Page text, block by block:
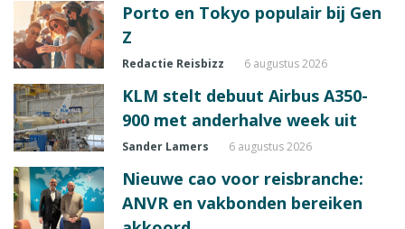
Porto en Tokyo populair bij Gen
Z
Redactie Reisbizz 6 augustus 2026
KLM stelt debuut Airbus A350-
900 met anderhalve week uit
Sander Lamers 6 augustus 2026
Nieuwe cao voor reisbranche:
ANVR en vakbonden bereiken